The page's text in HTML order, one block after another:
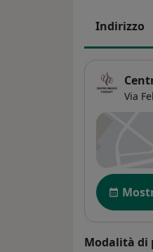
Indirizzo
Via
Modalità di